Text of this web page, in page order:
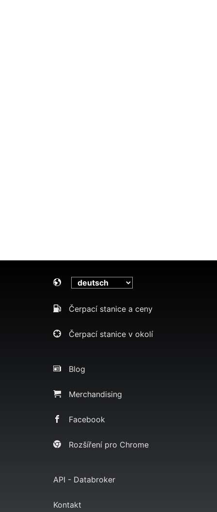
Čerpací stanice a ceny
Čerpací stanice v okolí
Blog
Merchandising
Facebook
Rozšíření pro Chrome
API - Databroker
Kontakt